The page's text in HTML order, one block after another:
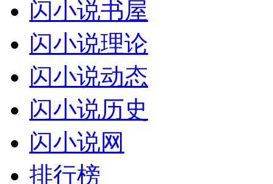
闪小说书屋
闪小说理论
闪小说动态
闪小说历史
闪小说网
排行榜